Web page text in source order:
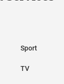
Sport
TV